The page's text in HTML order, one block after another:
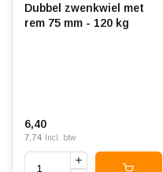
Dubbel zwenkwiel met
rem 75 mm - 120 kg
6,40
7,74 Incl. btw